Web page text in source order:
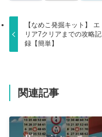
【なめこ発掘キット】 エ
リア7クリアまでの攻略記
録【簡単】
関連記事